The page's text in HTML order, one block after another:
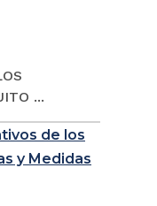
...
de los
y Medidas